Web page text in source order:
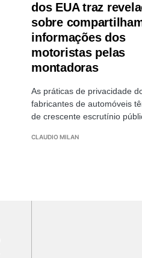
dos EUA traz
sobre
informações dos
motoristas pelas
montadoras
As práticas de privacidade
fabricantes de automóveis
de crescente escrutínio
CLAUDIO MILAN